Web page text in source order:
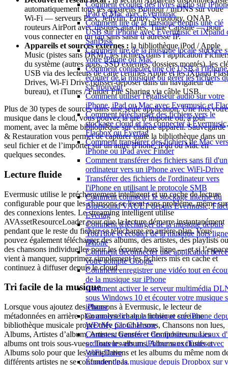
Comment écouter des livres audio sur
iPad et Mac avec Evermusic
Comment lire de la musique depuis une clé
USB sur iPhone avec Evermusic et iXpand
SanDisk
Comment lire de la musique locale stockée
votre iPhone ou Mac
Comment connecter une clé USB à l'iPhone
écouter de la musique ou gérer les fichiers
s'y trouvent
Comment utiliser l'égaliseur audio sur votre
iPhone, iPad ou Mac avec Evermusic et
Comment télécharger des fichiers vers le
stockage cloud et les connecter à Evermusic,
Flacbox ou Evertag
Comment transférer des fichiers de Mac vers
iPhone ou iPad avec Finder
Comment transférer des fichiers sans fil d'un
ordinateur vers un iPhone avec WiFi-Drive
Transférer des fichiers de l'ordinateur vers
l'iPhone en utilisant le protocole SMB
Comment connecter le stockage interne du
Bluesound VAULT depuis Evermusic,
Evertag
Comment télécharger de la musique depuis
YouTube et écouter de la musique hors
iPhone
Comment déconnecter une application
votre compte Google
Comment enregistrer une vidéo tout en
de la musique sur iPhone
Comment activer le serveur multimédia
sous Windows 10 et écouter votre musique
iPhone
Comment lire de la musique sur iPhone
WD My Cloud Home
Comment transférer des fichiers musicaux
ordinateur vers un iPhone sans iTunes avec
WiFi-Drive
Écouter de la musique depuis Dropbox sur
automatiquement tous les appareils Bonjour / mDNS sur votre
Wi-Fi — serveurs Plex, Jellyfin, Emby, Synology, QNAP,
routeurs AirPort avec disques attachés, Time Capsule — pour
vous connecter en un tap sans saisir d’adresse IP.
Appareils et sources externes : la bibliothèque iPod / Apple
Music (pistes sans DRM), les fichiers dans l’application
du système (autres apps, SSD externes, dossiers montés), les
USB via des lecteurs de carte certifiés Apple et les iXpand
Drives, Wi-Fi Drive (glisser-déposer dans un navigateur de
bureau), et iTunes / Finder File Sharing via câble USB.
Plus de 30 types de sources dans une seule application. Une fois votre
musique dans le cloud, vous pouvez la lire n’importe où, à tout
moment, avec la même bibliothèque sur chaque appareil. Sauvegarde
& Restauration vous permet de capturer toute la bibliothèque dans un
seul fichier et de l’importer sur un autre iPhone, iPad ou Mac en
quelques secondes.
Lecture fluide
Evermusic utilise le préchargement intelligent et un cache de lecture
configurable pour que les chansons se lisent sans problème, même sur
des connexions lentes. Le streaming intelligent utilise
AVAssetResourceLoader pour que la lecture démarre instantanément
pendant que le reste du fichier se télécharge en arrière-plan. Vous
pouvez également télécharger des albums, des artistes, des playlists ou
des chansons individuelles pour les écouter hors ligne — et si l’espace
vient à manquer, supprimez simplement les fichiers mis en cache et
continuez à diffuser depuis le cloud.
Tri facile de la musique
Lorsque vous ajoutez des chansons à Evermusic, le lecteur de
métadonnées en arrière-plan analyse chaque fichier et crée une
bibliothèque musicale propre triée par Chansons, Chansons non lues,
Albums, Artistes d’album, Artistes, Genres et Compositeurs. Les
albums ont trois sous-vues : Tous les albums, Albums exclusifs et
Albums solo pour que les compilations et les albums du même nom
différents artistes ne se confondent pas.